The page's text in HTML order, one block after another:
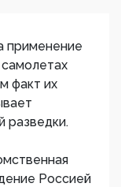
применение
факт их
разведки.
Россией